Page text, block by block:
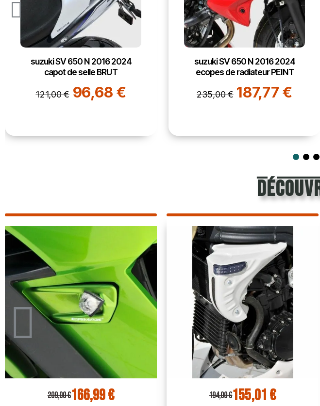
suzuki SV 650 N 2016 2024
ecopes de radiateur PEINT
235,00 € 187,77 €
suzuki SV 650 N 2016 2024
garde boue AR BRUT
180,00 € 143,82 €
194,00 €155,01 € 142,00 €113,46 €